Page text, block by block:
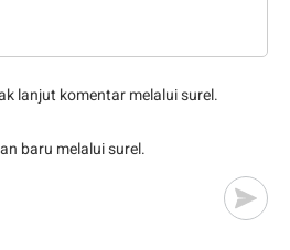
lanjut komentar melalui surel.
baru melalui surel.